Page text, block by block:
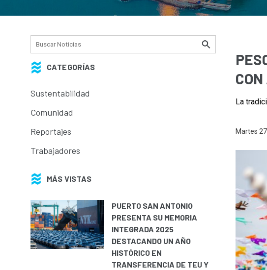
CATEGORÍAS
Sustentabilidad
Comunidad
Reportajes
Trabajadores
MÁS VISTAS
PUERTO SAN ANTONIO
PRESENTA SU MEMORIA
INTEGRADA 2025
DESTACANDO UN AÑO
HISTÓRICO EN
TRANSFERENCIA DE TEU Y
La
Martes